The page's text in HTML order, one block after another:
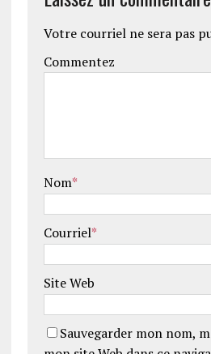
Votre courriel ne sera pas
Commentez
Nom*
Courriel*
Site Web
Sauvegarder mon nom,